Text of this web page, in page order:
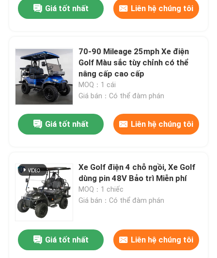
Giá tốt nhất Liên hệ chúng tôi
70-90 Mileage 25mph Xe điện
Golf Màu sắc tùy chỉnh có thể
nâng cấp cao cấp
MOQ：1 cái
Giá bán：Có thể đàm phán
Giá tốt nhất Liên hệ chúng tôi
Xe Golf điện 4 chỗ ngồi, Xe Golf
dùng pin 48V Bảo trì Miễn phí
MOQ：1 chiếc
Giá bán：Có thể đàm phán
Giá tốt nhất Liên hệ chúng tôi